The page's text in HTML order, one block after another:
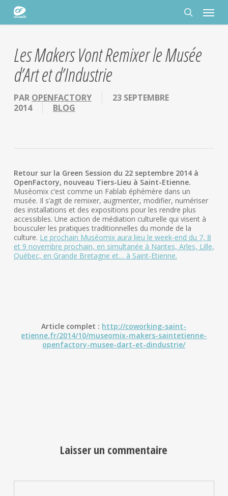
Panneau de gestion des cookies
Passer
contenu
rechercher
Menu
Les Makers Vont Remixer le Musée
d’Art et d’Industrie
PAR OPENFACTORY
23 SEPTEMBRE
2014
BLOG
Retour sur la Green Session du 22 septembre 2014 à
OpenFactory, nouveau Tiers-Lieu à Saint-Etienne.
Muséomix c’est comme un Fablab éphémère dans un
musée. Il s’agit de remixer, augmenter, modifier, numériser
des installations et des expositions pour les rendre plus
accessibles. Une action de médiation culturelle qui visent à
bousculer les pratiques traditionnelles du monde de la
culture. Le prochain Muséomix aura lieu le week-end du 7, 8
et 9 novembre prochain, en simultanée à Nantes, Arles, Lille,
Québec, en Grande Bretagne et… à Saint-Etienne.
Article complet : http://coworking-saint-
etienne.fr/2014/10/museomix-makers-saintetienne-
openfactory-musee-dart-et-dindustrie/
Laisser un commentaire